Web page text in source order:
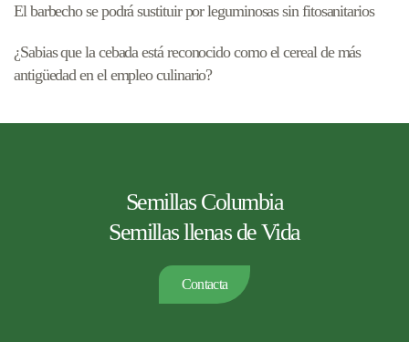
El barbecho se podrá sustituir por leguminosas sin fitosanitarios
¿Sabias que la cebada está reconocido como el cereal de más
antigüedad en el empleo culinario?
Semillas Columbia
Semillas llenas de Vida
Contacta